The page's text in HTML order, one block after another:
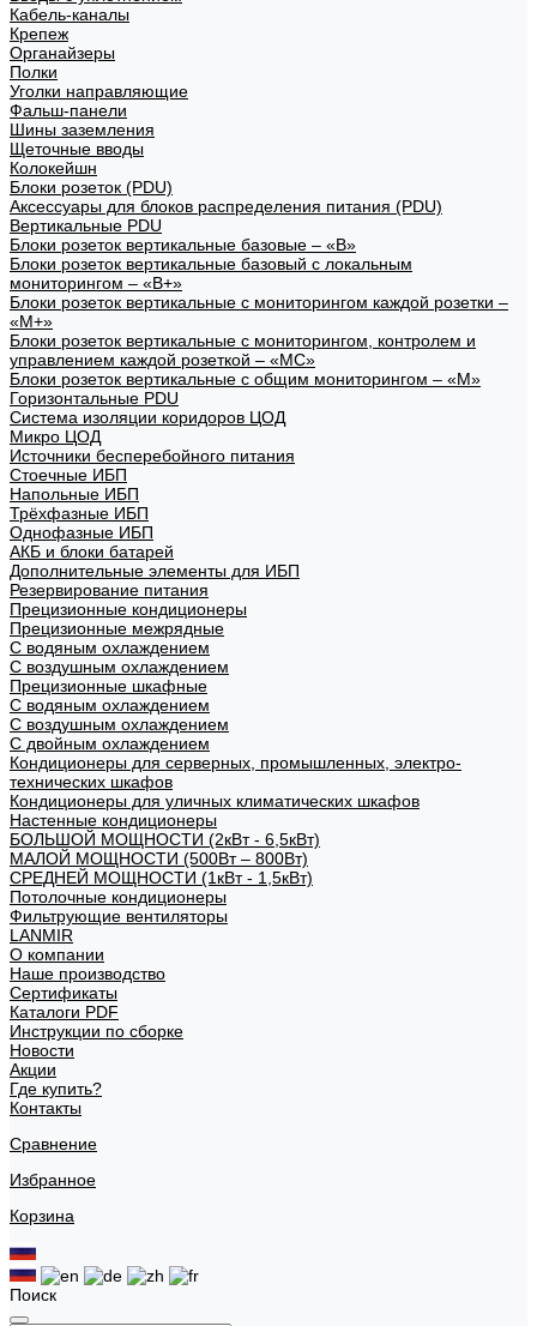
Кабель-каналы
Крепеж
Органайзеры
Полки
Уголки направляющие
Фальш-панели
Шины заземления
Щеточные вводы
Колокейшн
Блоки розеток (PDU)
Аксессуары для блоков распределения питания (PDU)
Вертикальные PDU
Блоки розеток вертикальные базовые – «В»
Блоки розеток вертикальные базовый с локальным
мониторингом – «В+»
Блоки розеток вертикальные с мониторингом каждой розетки –
«М+»
Блоки розеток вертикальные с мониторингом, контролем и
управлением каждой розеткой – «МС»
Блоки розеток вертикальные с общим мониторингом – «М»
Горизонтальные PDU
Система изоляции коридоров ЦОД
Микро ЦОД
Источники бесперебойного питания
Стоечные ИБП
Напольные ИБП
Трёхфазные ИБП
Однофазные ИБП
АКБ и блоки батарей
Дополнительные элементы для ИБП
Резервирование питания
Прецизионные кондиционеры
Прецизионные межрядные
С водяным охлаждением
С воздушным охлаждением
Прецизионные шкафные
С водяным охлаждением
С воздушным охлаждением
С двойным охлаждением
Кондиционеры для серверных, промышленных, электро-
технических шкафов
Кондиционеры для уличных климатических шкафов
Настенные кондиционеры
БОЛЬШОЙ МОЩНОСТИ (2кВт - 6,5кВт)
МАЛОЙ МОЩНОСТИ (500Вт – 800Вт)
СРЕДНЕЙ МОЩНОСТИ (1кВт - 1,5кВт)
Потолочные кондиционеры
Фильтрующие вентиляторы
LANMIR
О компании
Наше производство
Сертификаты
Каталоги PDF
Инструкции по сборке
Новости
Акции
Где купить?
Контакты
Сравнение
Избранное
Корзина
Поиск